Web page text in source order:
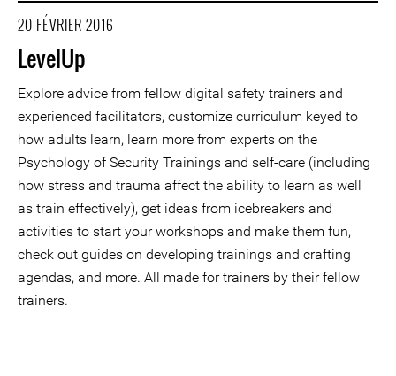
20 FÉVRIER 2016
LevelUp
Explore advice from fellow digital safety trainers and
experienced facilitators, customize curriculum keyed to
how adults learn, learn more from experts on the
Psychology of Security Trainings and self-care (including
how stress and trauma affect the ability to learn as well
as train effectively), get ideas from icebreakers and
activities to start your workshops and make them fun,
check out guides on developing trainings and crafting
agendas, and more. All made for trainers by their fellow
trainers.